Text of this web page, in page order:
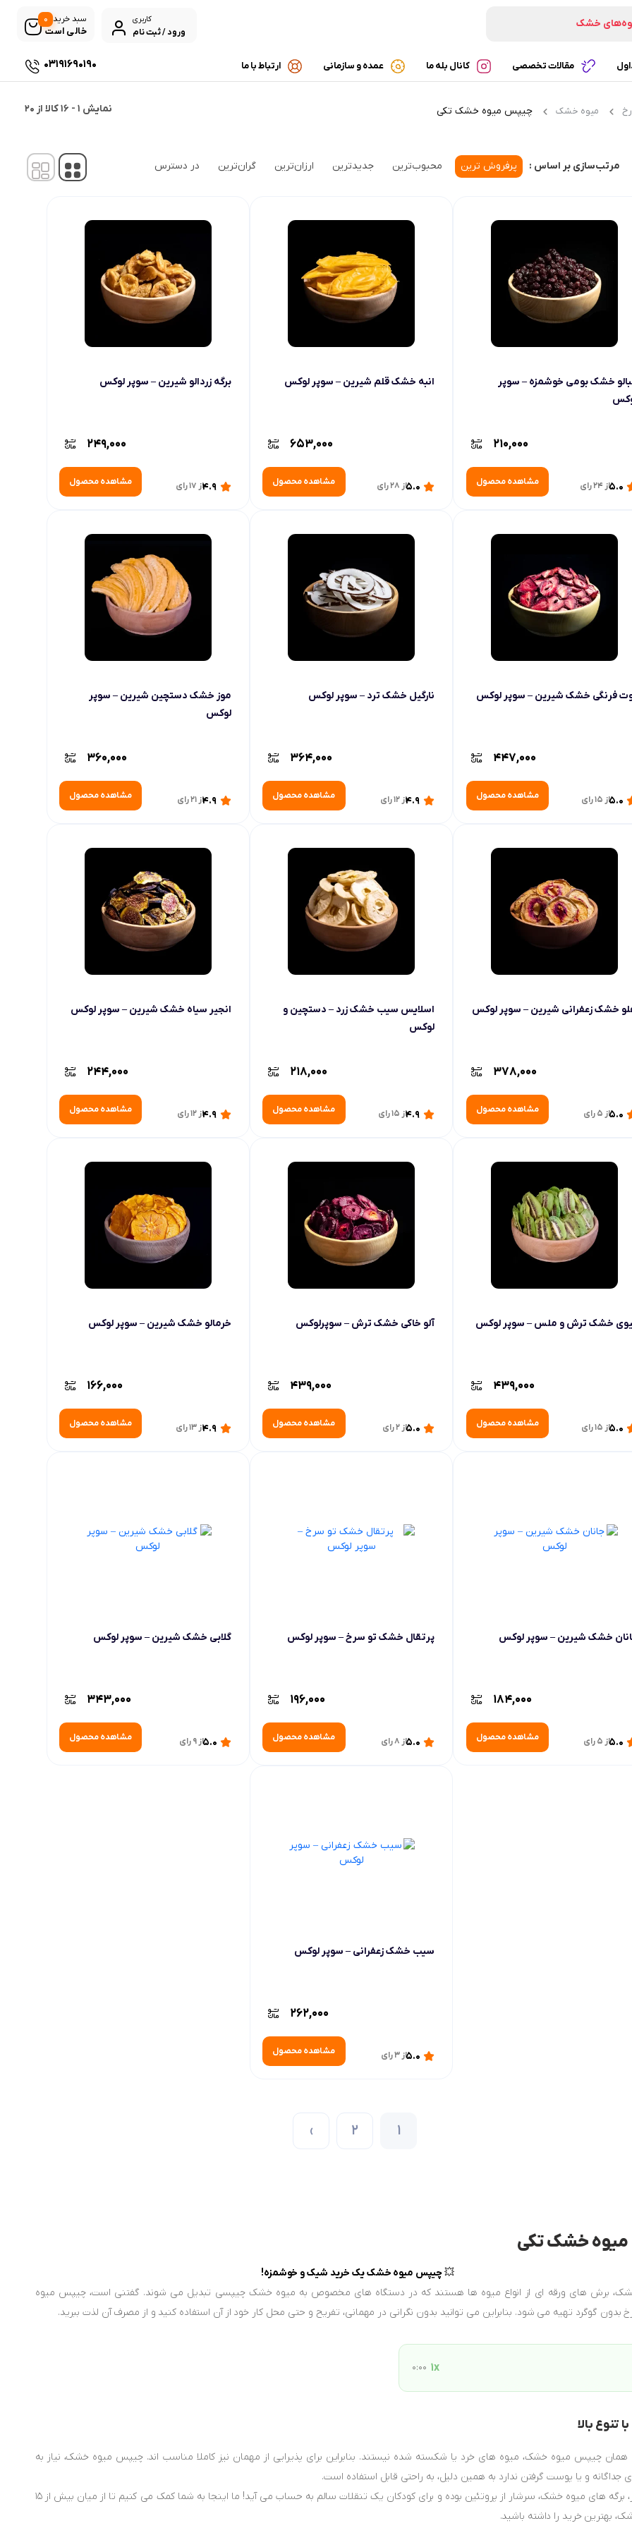
خشک
ارگانیک
کاربری
ورود / ثبت نام
سبد خرید
خالی است
0
مقالات تخصصی کانال بله ما عمده و سازمانی ارتباط با ما 03191690190
میوه خشک چیپس میوه خشک تکی نمایش 1
-
16کالا از 20
مرتب‌سازی بر اساس : پرفروش ترین محبوب‌ترین جدیدترین ارزان‌ترین گران‌ترین در دسترس
خشک بومی خوشمزه – سوپر
210,000
مشاهده محصول 5.0از 24 رای
انبه خشک قلم شیرین – سوپر لوکس
653,000
مشاهده محصول 5.0از 28 رای
برگه زردالو شیرین – سوپر لوکس
249,000
مشاهده محصول 4.9از 17 رای
فرنگی خشک شیرین – سوپر لوکس
447,000
مشاهده محصول 5.0از 15 رای
نارگیل خشک ترد – سوپر لوکس
364,000
مشاهده محصول 4.9از 12 رای
موز خشک دستچین شیرین – سوپر
لوکس
360,000
مشاهده محصول 4.9از 21 رای
خشک زعفرانی شیرین – سوپر لوکس
378,000
مشاهده محصول 5.0از 5 رای
اسلایس سیب خشک زرد – دستچین و
لوکس
218,000
مشاهده محصول 4.9از 15 رای
انجیر سیاه خشک شیرین – سوپر لوکس
244,000
مشاهده محصول 4.9از 12 رای
خشک ترش و ملس – سوپر لوکس
439,000
مشاهده محصول 5.0از 15 رای
آلو خاکی خشک ترش – سوپرلوکس
439,000
مشاهده محصول 5.0از 2 رای
خرمالو خشک شیرین – سوپر لوکس
166,000
مشاهده محصول 4.9از 13 رای
خشک شیرین – سوپر لوکس
184,000
مشاهده محصول 5.0از 5 رای
پرتقال خشک تو سرخ – سوپر لوکس
196,000
مشاهده محصول 5.0از 8 رای
گلابی خشک شیرین – سوپر لوکس
343,000
مشاهده محصول 5.0از 9 رای
سیب خشک زعفرانی – سوپر لوکس
262,000
مشاهده محصول 5.0از 3 رای
1
2
›
خشک تکی
💥چیپس میوه خشک یک خرید شیک و خوشمزه!
برش های ورقه ای از انواع میوه ها هستند که در دستگاه های مخصوص به میوه خشک چیپسی تبدیل می شوند. گفتنی است، چیپس میوه
بدون گوگرد تهیه می شود. بنابراین می توانید بدون نگرانی در مهمانی، تفریح و حتی محل کار خود از آن استفاده کنید و از مصرف آن لذت ببرید.
1x
0:00
تنوع بالا
همان چیپس میوه خشک، میوه های خرد یا شکسته شده نیستند. بنابراین برای پذیرایی از مهمان نیز کاملا مناسب اند. چیپس میوه خشک، نیاز به
و یا پوست گرفتن ندارد به همین دلیل، به راحتی قابل استفاده است.
از سوی دیگر، برگه های میوه خشک، سرشار از پروتئین بوده و برای کودکان یک تنقلات سالم به حساب می آید! ما اینجا به شما کمک می کنیم تا از میان بیش از 15
بهترین خرید را داشته باشید.